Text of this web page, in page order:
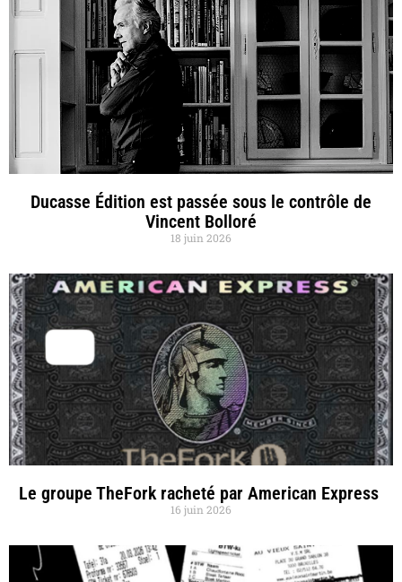
Ducasse Édition est passée sous le contrôle de
Vincent Bolloré
18 juin 2026
Le groupe TheFork racheté par American Express
16 juin 2026